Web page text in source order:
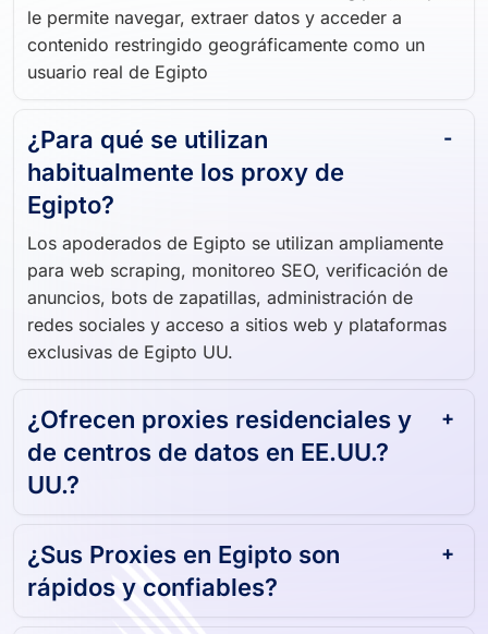
le permite navegar, extraer datos y acceder a
contenido restringido geográficamente como un
usuario real de Egipto
¿Para qué se utilizan
habitualmente los proxy de
Egipto?
Los apoderados de Egipto se utilizan ampliamente
para web scraping, monitoreo SEO, verificación de
anuncios, bots de zapatillas, administración de
redes sociales y acceso a sitios web y plataformas
exclusivas de Egipto UU.
¿Ofrecen proxies residenciales y
de centros de datos en EE.UU.?
UU.?
¿Sus Proxies en Egipto son
rápidos y confiables?